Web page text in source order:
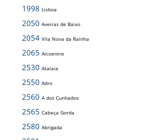
1998 Lisboa
2050 Aveiras de Baixo
2054 Vila Nova da Rainha
2065 Alcoentre
2530 Atalaia
2550 Adro
2560 A dos Cunhados
2565 Cabeça Gorda
2580 Abrigada